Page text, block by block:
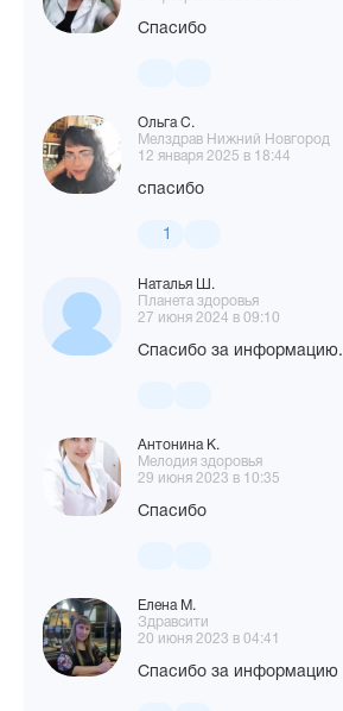
Спасибо
Ольга С.
Мелздрав Нижний Новгород
12 января 2025 в 18:44
спасибо
1
Наталья Ш.
Планета здоровья
27 июня 2024 в 09:10
Спасибо за информацию.
Антонина К.
Мелодия здоровья
29 июня 2023 в 10:35
Спасибо
Елена М.
Здравсити
20 июня 2023 в 04:41
Спасибо за информацию